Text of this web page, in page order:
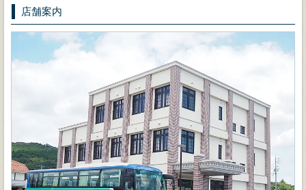
店舗案内